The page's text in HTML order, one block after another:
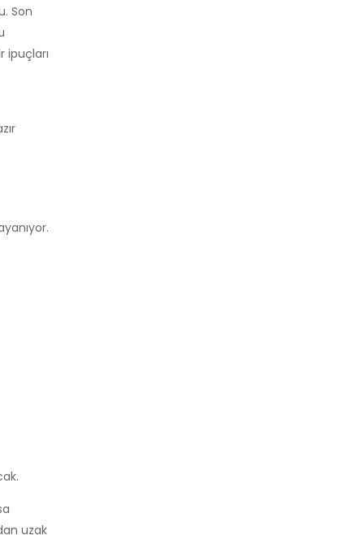
Son
ipuçları
uzak